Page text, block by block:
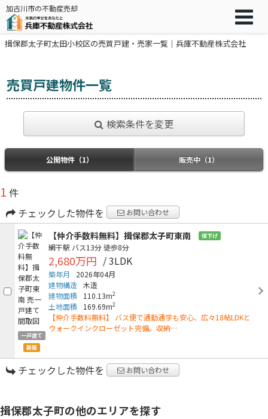
加古川市の不動産売却
揖保郡太子町太田小校区の売買戸建・売家一覧｜兵庫不動産株式会社
売買戸建物件一覧
検索条件を変更
公開物件（1） 販売中（1）
1 件
チェックした物件を
お問い合わせ
一戸建て
新築
【仲介手数料無料】揖保郡太子町東南 値下げ
網干駅 バス13分徒歩8分
2,680万円 / 3LDK
築年月
2026年04月
建物構造 木造
建物面積
110.13m2
土地面積 169.69m2
【仲介手数料無料】 バス便で通勤通学も安心、広々18帖LDKと
ウォークインクローゼット完備。収納…
チェックした物件を お問い合わせ
揖保郡太子町の他のエリアを探す